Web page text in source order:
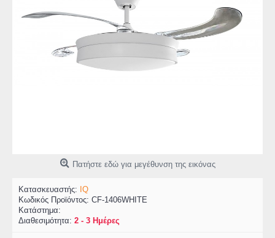
Πατήστε εδώ για μεγέθυνση της εικόνας
Κατασκευαστής: IQ
Κωδικός Προϊόντος: CF-1406WHITE
Κατάστημα:
Διαθεσιμότητα: 2 - 3 Ημέρες